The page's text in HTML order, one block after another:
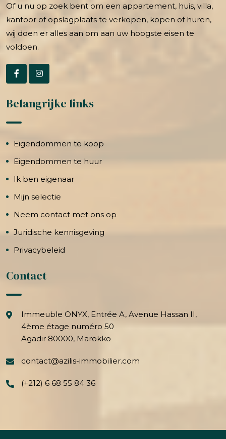
Of u nu op zoek bent om een appartement, huis, villa,
kantoor of opslagplaats te verkopen, kopen of huren,
wij doen er alles aan om aan uw hoogste eisen te
voldoen.
Belangrijke links
Eigendommen te koop
Eigendommen te huur
Ik ben eigenaar
Mijn selectie
Neem contact met ons op
Juridische kennisgeving
Privacybeleid
Contact
Immeuble ONYX, Entrée A, Avenue Hassan II,
4ème étage numéro 50
Agadir 80000, Marokko
contact@azilis-immobilier.com
(+212) 6 68 55 84 36